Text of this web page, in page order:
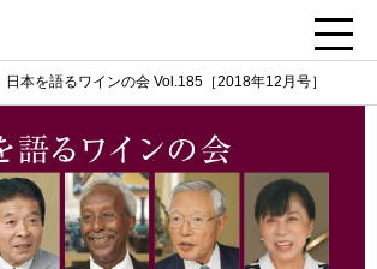
日本を語るワインの会 Vol.185［2018年12月号］